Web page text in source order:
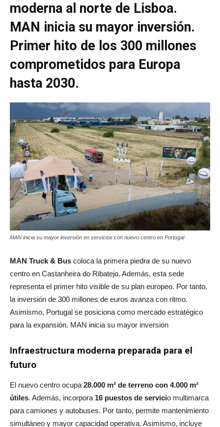
moderna al norte de Lisboa.
MAN inicia su mayor inversión.
Primer hito de los 300 millones
comprometidos para Europa
hasta 2030.
MAN inicia su mayor inversión en servicios con nuevo centro en Portugal
MAN Truck & Bus coloca la primera piedra de su nuevo
centro en Castanheira do Ribatejo. Además, esta sede
representa el primer hito visible de su plan europeo. Por tanto,
la inversión de 300 millones de euros avanza con ritmo.
Asimismo, Portugal se posiciona como mercado estratégico
para la expansión. MAN inicia su mayor inversión
Infraestructura moderna preparada para el
futuro
El nuevo centro ocupa 28.000 m² de terreno con 4.000 m²
útiles. Además, incorpora 16 puestos de servicio multimarca
para camiones y autobuses. Por tanto, permite mantenimiento
simultáneo y mayor capacidad operativa. Asimismo, incluye